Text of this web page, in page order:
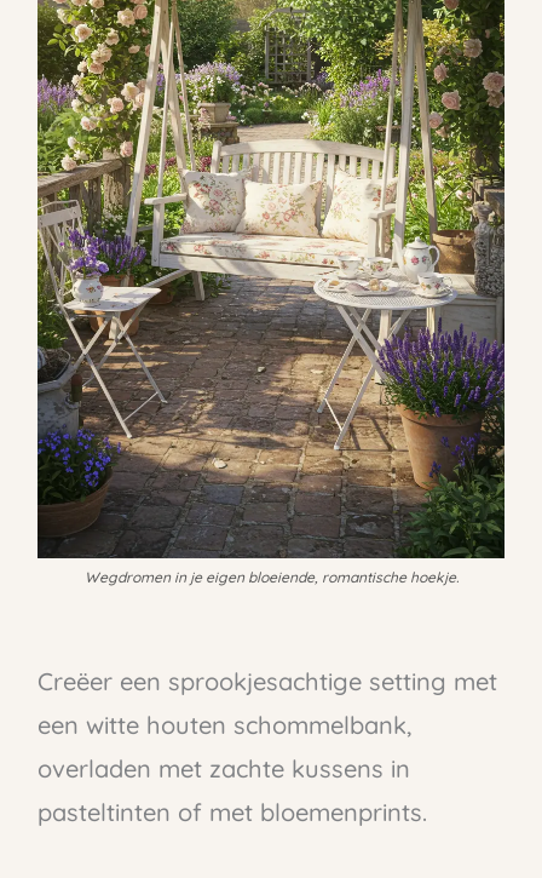
Wegdromen in je eigen bloeiende, romantische hoekje.
Creëer een sprookjesachtige setting met
een witte houten schommelbank,
overladen met zachte kussens in
pasteltinten of met bloemenprints.